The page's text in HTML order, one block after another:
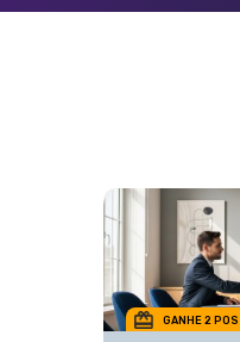
GANHE 2 POS